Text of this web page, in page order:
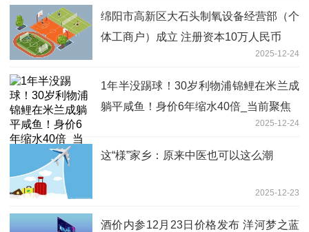
绵阳市高新区大石头制氧设备经营部（个
体工商户）成立 注册资本10万人民币
2025-12-24
1年半没踢球！30岁利物浦锦鲤在米兰成
躺平咸鱼！身价6年缩水40倍_当前聚焦
2025-12-24
这“様”家乡：原来中医也可以这么潮
2025-12-23
酒价内参12月23日价格发布 洋河梦之蓝